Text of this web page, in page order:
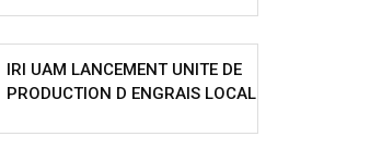
IRI UAM LANCEMENT UNITE DE
PRODUCTION D ENGRAIS LOCAL